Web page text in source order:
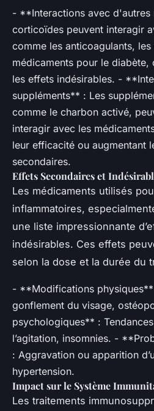
- **Interactions avec d'autres
corticoïdes peuvent interagir
comme les anticoagulants,
médicaments pour le
les effets indésirables. -
suppléments** : Les
comme le charbon activé,
interagir avec les
leur efficacité ou augmentant
secondaires.
Effets Secondaires et
Les médicaments utilisés
inflammatoires,
une liste impressionnante
indésirables. Ces effets
selon la dose et la durée du
- **Modifications physiques**
gonflement du visage,
psychologiques** :
l’agitation, insomnies. -
: Aggravation ou apparition
hypertension.
Impact sur le Système
Les traitements